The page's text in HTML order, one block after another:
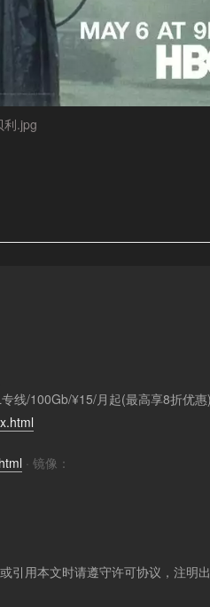
利.jpg
线/100Gb/¥15/月起(最高享8折优惠)
· 镜像：
或引用本文时请遵守许可协议，注明